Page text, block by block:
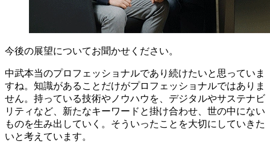
今後の展望についてお聞かせください。
中武本当のプロフェッショナルであり続けたいと思っていま
すね。知識があることだけがプロフェッショナルではありま
せん。持っている技術やノウハウを、デジタルやサステナビ
リティなど、新たなキーワードと掛け合わせ、世の中にない
ものを生み出していく。そういったことを大切にしていきた
いと考えています。